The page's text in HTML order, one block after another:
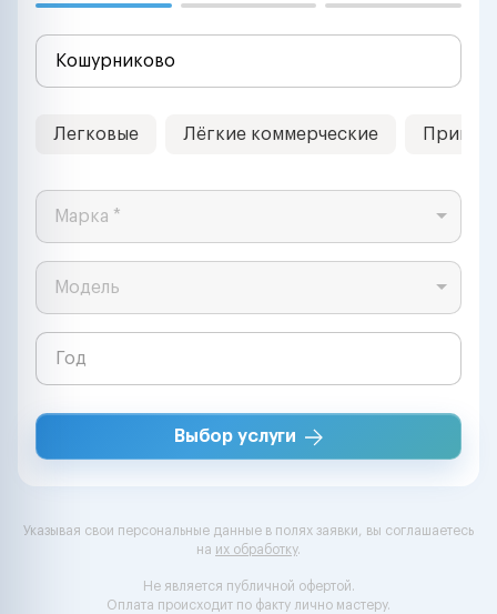
Легковые Лёгкие коммерческие
Марка *
Модель
Выбор услуги
Указывая свои персональные данные в полях заявки, вы соглашаетесь
на их обработку.
Не является публичной офертой.
Оплата происходит по факту лично мастеру.